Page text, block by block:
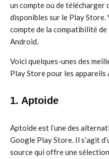
un compte ou de télécharger
disponibles sur le Play
compte de la compatibilité
Android.
Voici quelques-unes des
Play Store pour les appareils
1. Aptoide
Aptoide est l’une des
Google Play Store. Il s’agit
source qui offre une